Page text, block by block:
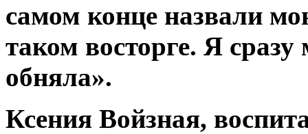
самом конце назвали
таком восторге. Я
обняла».
Ксения Войзная,